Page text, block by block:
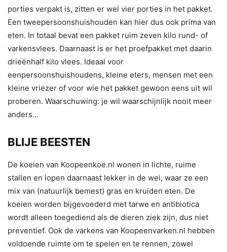
porties verpakt is, zitten er wel vier porties in het pakket.
Een tweepersoonshuishouden kan hier dus ook prima van
eten. In totaal bevat een pakket ruim zeven kilo rund- of
varkensvlees. Daarnaast is er het proefpakket met daarin
drieënhalf kilo vlees. Ideaal voor
eenpersoonshuishoudens, kleine eters, mensen met een
kleine vriezer of voor wie het pakket gewoon eens uit wil
proberen. Waarschuwing: je wil waarschijnlijk nooit meer
anders…
BLIJE BEESTEN
De koeien van Koopeenkoe.nl wonen in lichte, ruime
stallen en lopen daarnaast lekker in de wei, waar ze een
mix van (natuurlijk bemest) gras en kruiden eten. De
koeien worden bijgevoederd met tarwe en antibiotica
wordt alleen toegediend als de dieren ziek zijn, dus niet
preventief. Ook de varkens van Koopeenvarken.nl hebben
voldoende ruimte om te spelen en te rennen, zowel